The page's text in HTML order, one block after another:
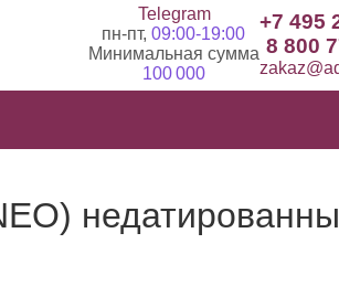
Telegram
пн-пт, 09:00-19:00
Минимальная сумма
100 000
+7 495
8 800